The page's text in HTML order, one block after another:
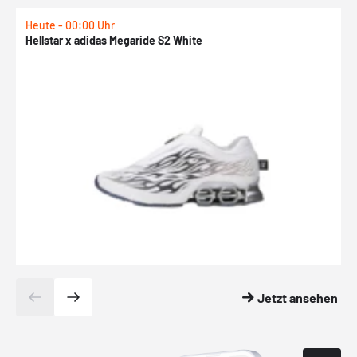
Heute - 00:00 Uhr
Hellstar x adidas Megaride S2 White
Jetzt ansehen